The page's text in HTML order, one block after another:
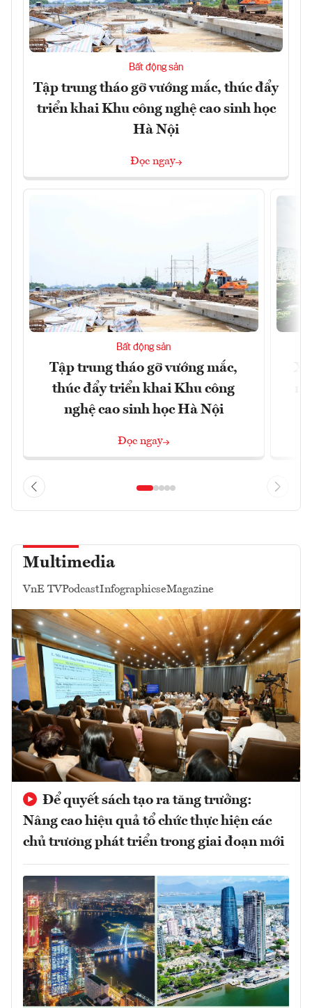
Bất động sản
Tập trung tháo gỡ vướng mắc, thúc đẩy
triển khai Khu công nghệ cao sinh học
Hà Nội
Đọc ngay
Bất động sản
Tập trung tháo gỡ vướng mắc,
thúc đẩy triển khai Khu công
nghệ cao sinh học Hà Nội
Đọc ngay
Multimedia
VnE TVPodcastInfographicseMagazine
Để quyết sách tạo ra tăng trưởng:
Nâng cao hiệu quả tổ chức thực hiện các
chủ trương phát triển trong giai đoạn mới